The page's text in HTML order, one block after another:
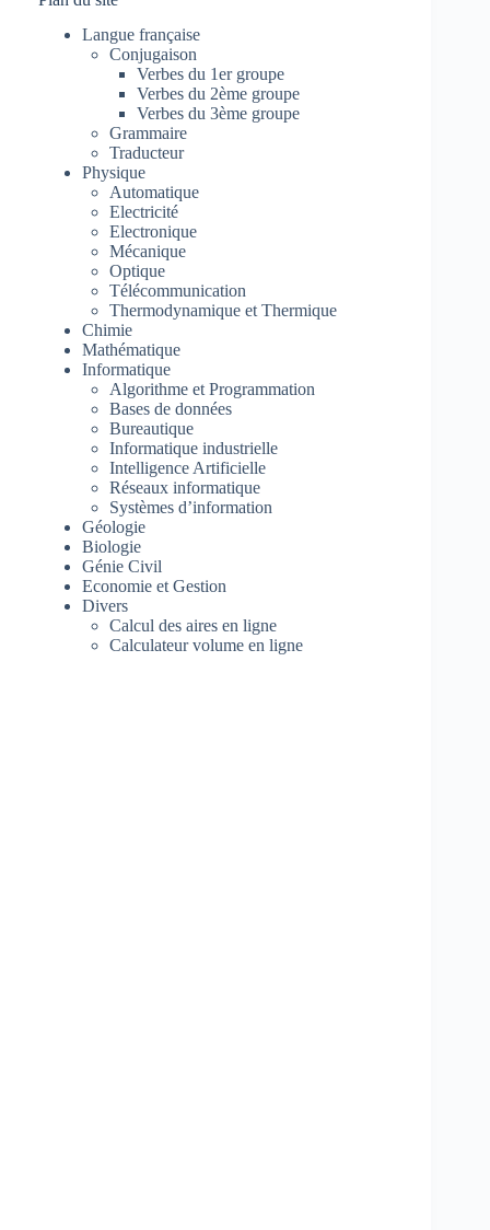
Langue française
Conjugaison
Verbes du 1er groupe
Verbes du 2ème groupe
Verbes du 3ème groupe
Grammaire
Traducteur
Physique
Automatique
Electricité
Electronique
Mécanique
Optique
Télécommunication
Thermodynamique et Thermique
Chimie
Mathématique
Informatique
Algorithme et Programmation
Bases de données
Bureautique
Informatique industrielle
Intelligence Artificielle
Réseaux informatique
Systèmes d’information
Géologie
Biologie
Génie Civil
Economie et Gestion
Divers
Calcul des aires en ligne
Calculateur volume en ligne